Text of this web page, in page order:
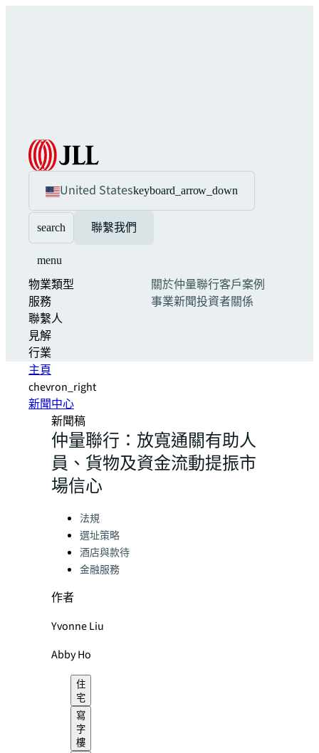
United Stateskeyboard_arrow_down
search 聯繫我們
menu
物業類型
服務
聯繫人
見解
行業
關於仲量聯行客戶案例
事業新聞投資者關係
主頁
chevron_right
新聞中心
新聞稿
仲量聯行：放寬通關有助人
員、貨物及資金流動提振市
場信心
Categories:
法規
選址策略
酒店與款待
金融服務
作者
Yvonne Liu
Abby Ho
住
宅
寫
字
樓